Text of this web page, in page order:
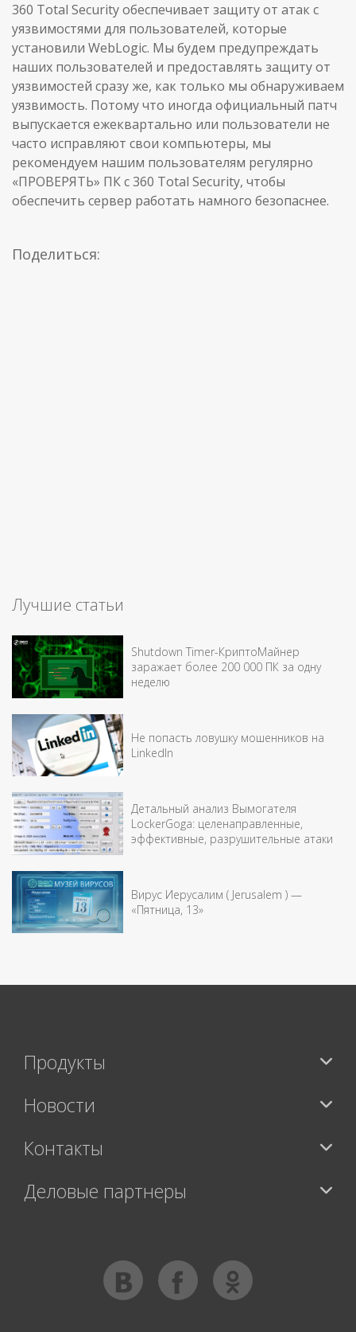
360 Total Security обеспечивает защиту от атак с
уязвимостями для пользователей, которые
установили WebLogic. Мы будем предупреждать
наших пользователей и предоставлять защиту от
уязвимостей сразу же, как только мы обнаруживаем
уязвимость. Потому что иногда официальный патч
выпускается ежеквартально или пользователи не
часто исправляют свои компьютеры, мы
рекомендуем нашим пользователям регулярно
«ПРОВЕРЯТЬ» ПК с 360 Total Security, чтобы
обеспечить сервер работать намного безопаснее.
Поделиться:
Лучшие статьи
Shutdown Timer-КриптоМайнер
заражает более 200 000 ПК за одну
неделю
Не попасть ловушку мошенников на
LinkedIn
Детальный анализ Вымогателя
LockerGoga: целенаправленные,
эффективные, разрушительные атаки
Вирус Иерусалим ( Jerusalem ) —
«Пятница, 13»
Продукты
Новости
Контакты
Деловые партнеры